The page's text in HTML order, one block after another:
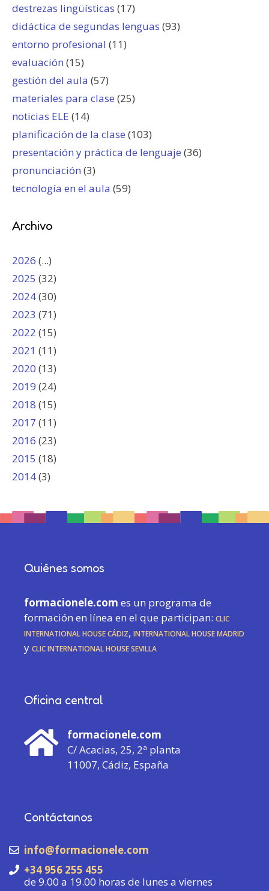
destrezas lingüísticas (17)
didáctica de segundas lenguas (93)
entorno profesional (11)
evaluación (15)
gestión del aula (57)
materiales para clase (25)
noticias ELE (14)
planificación de la clase (103)
presentación y práctica de lenguaje (36)
pronunciación (3)
tecnología en el aula (59)
Archivo
2026 (...)
2025 (32)
2024(30)
2023 (71)
2022 (15)
2021 (11)
2020 (13)
2019 (24)
2018 (15)
2017 (11)
2016 (23)
2015 (18)
2014(3)
Quiénes somos
formacionele.com es un programa de
formación en línea en el que participan: CLIC
International House Cádiz, International House Madrid
yCLIC International House Sevilla
Oficina central
formacionele.com
C/ Acacias, 25, 2ª planta
11007, Cádiz, España
Contáctanos
info@formacionele.com
+34 956 255 455
de 9.00 a 19.00 horas de lunes a viernes